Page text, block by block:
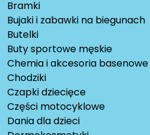
Bramki
Bujaki i zabawki na biegunach
Butelki
Buty sportowe męskie
Chemia i akcesoria basenowe
Chodziki
Czapki dziecięce
Części motocyklowe
Dania dla dzieci